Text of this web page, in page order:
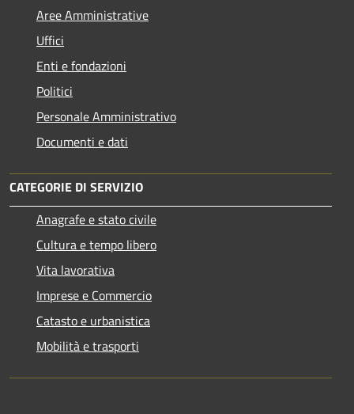
Aree Amministrative
Uffici
Enti e fondazioni
Politici
Personale Amministrativo
Documenti e dati
CATEGORIE DI SERVIZIO
Anagrafe e stato civile
Cultura e tempo libero
Vita lavorativa
Imprese e Commercio
Catasto e urbanistica
Mobilità e trasporti